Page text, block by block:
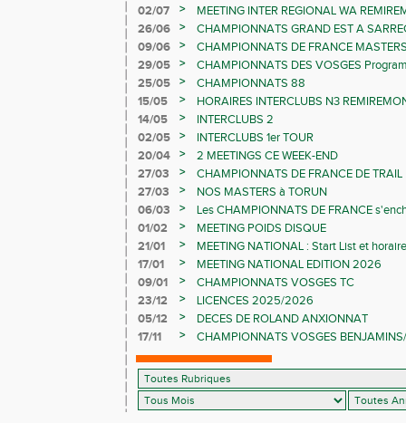
LES CHAMPIONNATS ELITE
02/07 >
MEETING INTER REGIONAL WA
26/06
>
CHAMPIONNATS GRAND EST A
09/06
>
CHAMPIONNATS DE FRANCE
29/05
>
CHAMPIONNATS DES VOSGES
25/05
>
CHAMPIONNATS 88
15/05
>
HORAIRES INTERCLUBS N3
14/05
>
INTERCLUBS 2
02/05
>
INTERCLUBS 1er TOUR
20/04
>
2 MEETINGS CE WEEK-END
27/03
>
CHAMPIONNATS DE FRANCE DE TRAIL
27/03
>
NOS MASTERS à TORUN
06/03
>
Les CHAMPIONNATS DE FRANCE
01/02
>
MEETING POIDS DISQUE
21/01
>
MEETING NATIONAL : Start List et
17/01
>
MEETING NATIONAL EDITION 2026
09/01
>
CHAMPIONNATS VOSGES TC
23/12
>
LICENCES 2025/2026
05/12
>
DECES DE ROLAND ANXIONNAT
17/11
> CHAMPIONNATS VOSGES